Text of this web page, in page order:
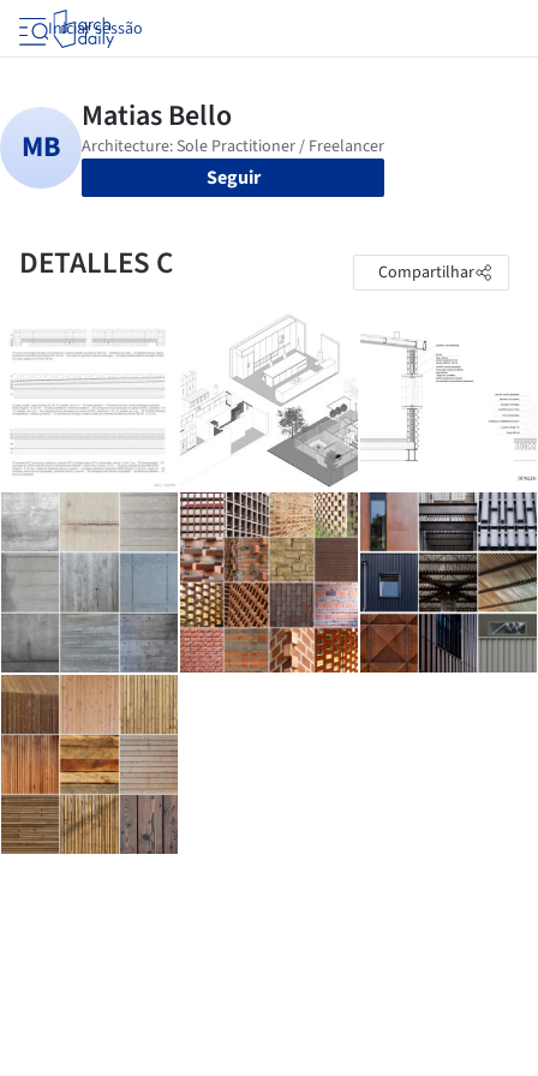
Iniciar sessão
Seguir
DETALLES C Compartilhar